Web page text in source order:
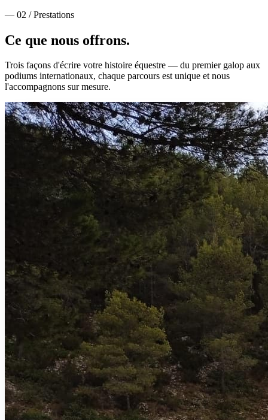
— 02 / Prestations
Ce que nous offrons.
Trois façons d'écrire votre histoire équestre — du premier galop aux
podiums internationaux, chaque parcours est unique et nous
l'accompagnons sur mesure.